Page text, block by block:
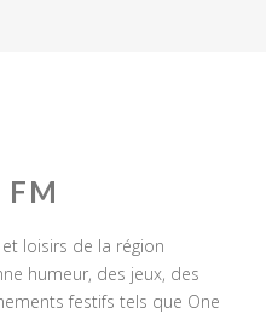
FM
et loisirs de la région
humeur, des jeux, des
festifs tels que One